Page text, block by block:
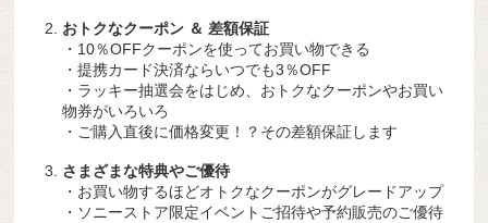
おトクなクーポン ＆ 差額保証
・10％OFFクーポンを使ってお買い物できる
・提携カード決済ならいつでも3％OFF
・ラッキー抽選会をはじめ、おトクなクーポンやお買い
物券がいろいろ
・ご購入直後に価格変更！？その差額保証します
さまざまな特典やご優待
・お買い物するほどオトクなクーポンがグレードアップ
・ソニーストア限定イベントご招待や予約販売のご優待